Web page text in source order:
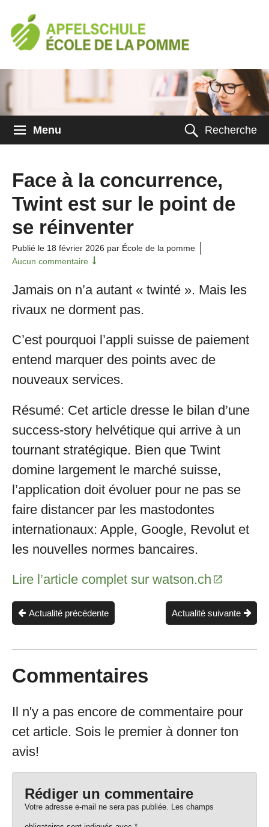
Menu Recherche
Face à la concurrence,
Twint est sur le point de
se réinventer
Publié le 18 février 2026 par École de la pomme
Aucun commentaire
Jamais on n’a autant « twinté ». Mais les
rivaux ne dorment pas.
C’est pourquoi l’appli suisse de paiement
entend marquer des points avec de
nouveaux services.
Résumé: Cet article dresse le bilan d’une
success-story helvétique qui arrive à un
tournant stratégique. Bien que Twint
domine largement le marché suisse,
l’application doit évoluer pour ne pas se
faire distancer par les mastodontes
internationaux: Apple, Google, Revolut et
les nouvelles normes bancaires.
Lire l’article complet sur watson.ch
Actualité suivante
Actualité précédente
Commentaires
Il n'y a pas encore de commentaire pour
cet article. Sois le premier à donner ton
avis!
Rédiger un commentaire
Votre adresse e-mail ne sera pas publiée. Les champs